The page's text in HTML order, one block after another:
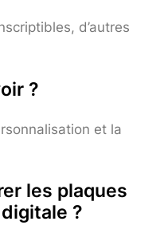
d’autres
?
et la
les plaques
?